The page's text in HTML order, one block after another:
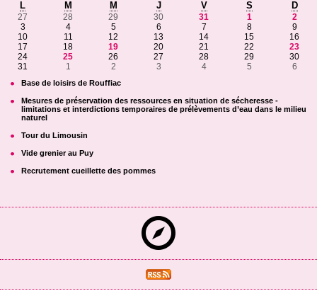
L M M J V S D
27 28 29 30 31 1
2
3
4 5 6 7 8
9
10
11 12 13 14 15
16
17
18 19 20 21 22
23
24
25 26 27 28 29
30
31
1 2 3 4 5 6
Base de loisirs de Rouffiac
Mesures de préservation des ressources en situation de sécheresse -
limitations et interdictions temporaires de prélèvements d’eau dans le milieu
naturel
Tour du Limousin
Vide grenier au Puy
Recrutement cueillette des pommes